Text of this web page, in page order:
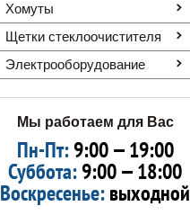
Хомуты
Щетки стеклоочистителя
Электрооборудование
Мы работаем для Вас
Пн-Пт:9:00 — 19:00
Суббота:9:00 — 18:00
Воскресенье:выходной